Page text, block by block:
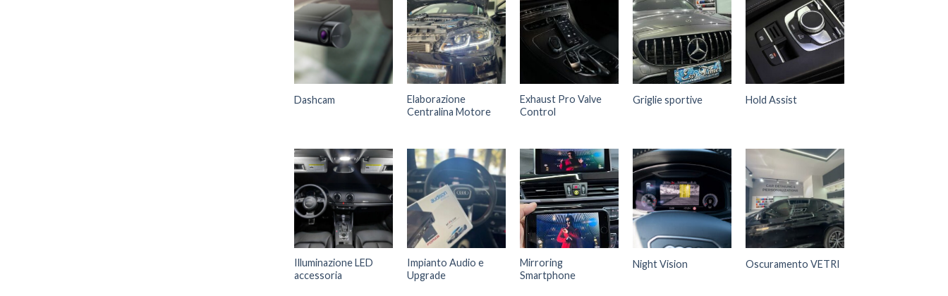
Dashcam
Elaborazione
Centralina Motore
Exhaust Pro Valve
Control
Griglie sportive Hold Assist
Illuminazione LED
accessoria
Impianto Audio e
Upgrade
Mirroring
Smartphone
Night Vision Oscuramento VETRI